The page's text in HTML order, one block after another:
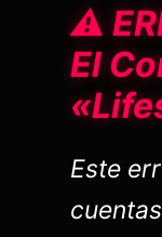
⚠️
El
Este